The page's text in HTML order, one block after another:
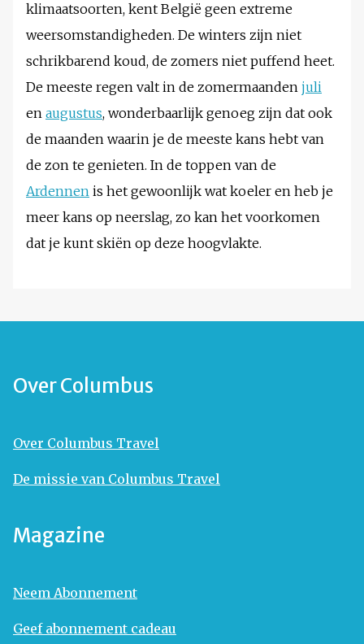
klimaatsoorten, kent België geen extreme
weersomstandigheden. De winters zijn niet
schrikbarend koud, de zomers niet puffend heet.
De meeste regen valt in de zomermaanden juli
en augustus, wonderbaarlijk genoeg zijn dat ook
de maanden waarin je de meeste kans hebt van
de zon te genieten. In de toppen van de
Ardennen is het gewoonlijk wat koeler en heb je
meer kans op neerslag, zo kan het voorkomen
dat je kunt skiën op deze hoogvlakte.
Over Columbus
Over Columbus Travel
De missie van Columbus Travel
Magazine
Neem Abonnement
Geef abonnement cadeau